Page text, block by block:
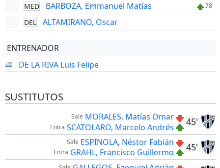
MED BARBOZA, Emmanuel Matías 78'
DEL ALTAMIRANO, Oscar
ENTRENADOR
DE LA RIVA Luis Felipe
SUSTITUTOS
45'
Sale MORALES, Matías Omar
Entra SCATOLARO, Marcelo Andrés
45'
Sale ESPINOLA, Néstor Fabián
Entra GRAHL, Francisco Guillermo